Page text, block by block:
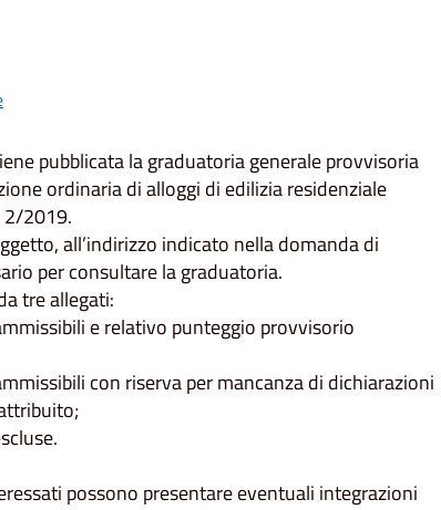
pubblicata la graduatoria generale provvisoria
ordinaria di alloggi di edilizia residenziale
2/2019.
all’indirizzo indicato nella domanda di
per consultare la graduatoria.
tre allegati:
e relativo punteggio provvisorio
con riserva per mancanza di dichiarazioni
possono presentare eventuali integrazioni